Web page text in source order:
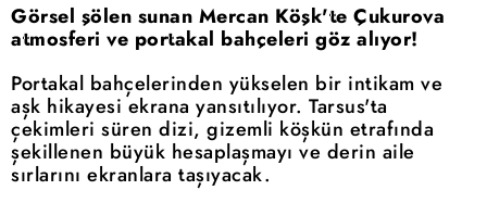
Görsel şölen sunan Mercan Köşk'te Çukurova
atmosferi ve portakal bahçeleri göz alıyor!
Portakal bahçelerinden yükselen bir intikam ve
aşk hikayesi ekrana yansıtılıyor. Tarsus'ta
çekimleri süren dizi, gizemli köşkün etrafında
şekillenen büyük hesaplaşmayı ve derin aile
sırlarını ekranlara taşıyacak.